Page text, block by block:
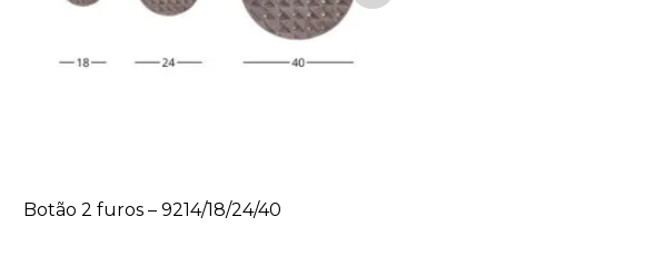
Botão 2 furos – 9214/18/24/40